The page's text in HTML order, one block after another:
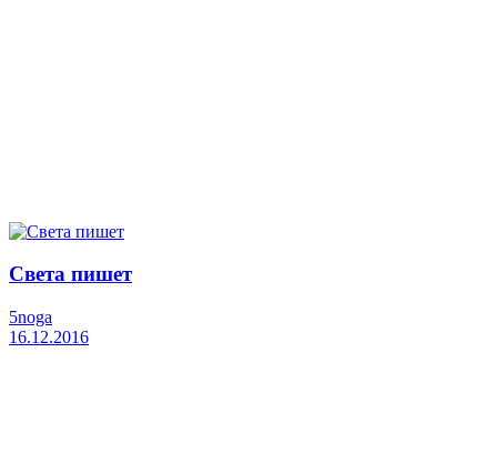
Света пишет
5noga
16.12.2016